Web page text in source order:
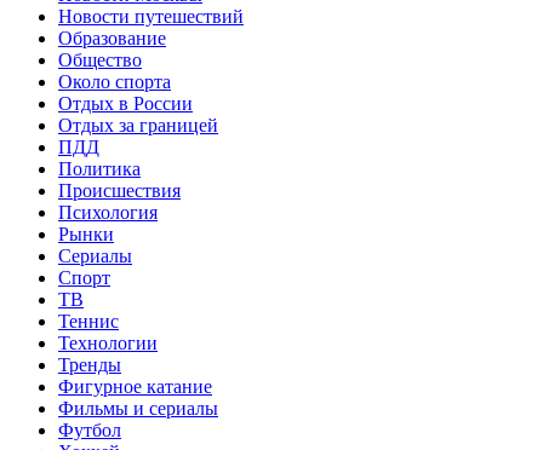
Новости путешествий
Образование
Общество
Около спорта
Отдых в России
Отдых за границей
ПДД
Политика
Происшествия
Психология
Рынки
Сериалы
Спорт
ТВ
Теннис
Технологии
Тренды
Фигурное катание
Фильмы и сериалы
Футбол